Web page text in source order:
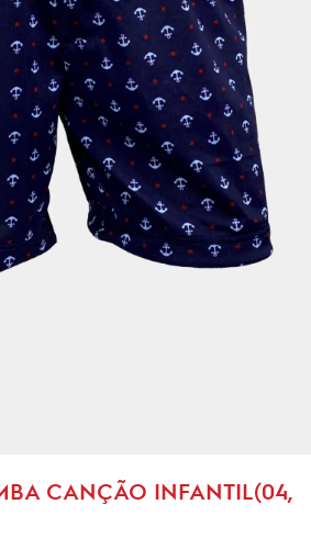
CANÇÃO INFANTIL(04,